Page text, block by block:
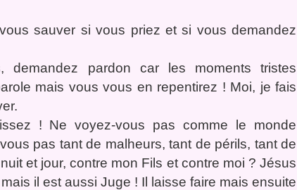
sauver si vous priez et si vous demandez
demandez pardon car les moments tristes
mais vous vous en repentirez ! Moi, je fais
! Ne voyez-vous pas comme le monde
pas tant de malheurs, tant de périls, tant de
et jour, contre mon Fils et contre moi ? Jésus
il est aussi Juge ! Il laisse faire mais ensuite